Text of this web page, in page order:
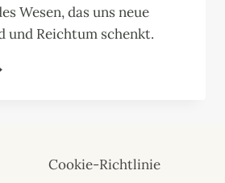
Wesen, das uns neue
und Reichtum schenkt.
Cookie-Richtlinie